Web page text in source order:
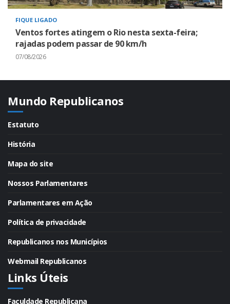
FIQUE LIGADO
Ventos fortes atingem o Rio nesta sexta-feira;
rajadas podem passar de 90 km/h
07/08/2026
Mundo Republicanos
Estatuto
História
Mapa do site
Nossos Parlamentares
Parlamentares em Ação
Política de privacidade
Republicanos nos Municípios
Webmail Republicanos
Links Úteis
Faculdade Republicana